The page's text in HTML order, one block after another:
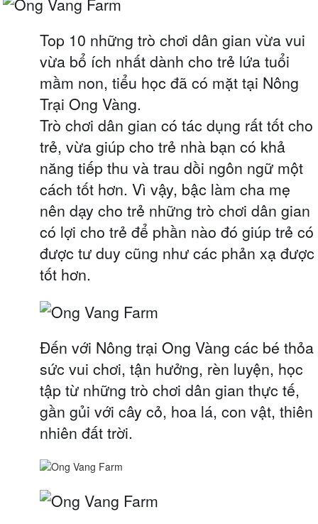
Top 10 những trò chơi dân gian vừa vui
vừa bổ ích nhất dành cho trẻ lứa tuổi
mầm non, tiểu học đã có mặt tại Nông
Trại Ong Vàng.
Trò chơi dân gian có tác dụng rất tốt cho
trẻ, vừa giúp cho trẻ nhà bạn có khả
năng tiếp thu và trau dồi ngôn ngữ một
cách tốt hơn. Vì vậy, bậc làm cha mẹ
nên dạy cho trẻ những trò chơi dân gian
có lợi cho trẻ để phần nào đó giúp trẻ có
được tư duy cũng như các phản xạ được
tốt hơn.
Đến với Nông trại Ong Vàng các bé thỏa
sức vui chơi, tận hưởng, rèn luyện, học
tập từ những trò chơi dân gian thực tế,
gần gủi với cây cỏ, hoa lá, con vật, thiên
nhiên đất trời.